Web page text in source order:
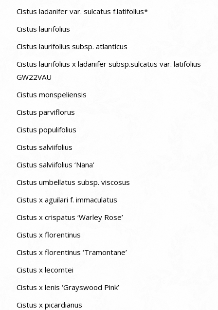
Cistus ladanifer var. sulcatus f.latifolius*
Cistus laurifolius
Cistus laurifolius subsp. atlanticus
Cistus laurifolius x ladanifer subsp.sulcatus var. latifolius
GW22VAU
Cistus monspeliensis
Cistus parviflorus
Cistus populifolius
Cistus salviifolius
Cistus salviifolius ‘Nana’
Cistus umbellatus subsp. viscosus
Cistus x aguilari f. immaculatus
Cistus x crispatus ‘Warley Rose’
Cistus x florentinus
Cistus x florentinus ‘Tramontane’
Cistus x lecomtei
Cistus x lenis ‘Grayswood Pink’
Cistus x picardianus